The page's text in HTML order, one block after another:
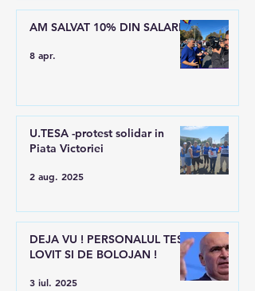
AM SALVAT 10% DIN SALARII
8 apr.
U.TESA -protest solidar in
Piata Victoriei
2 aug. 2025
DEJA VU ! PERSONALUL TESA
LOVIT SI DE BOLOJAN !
3 iul. 2025